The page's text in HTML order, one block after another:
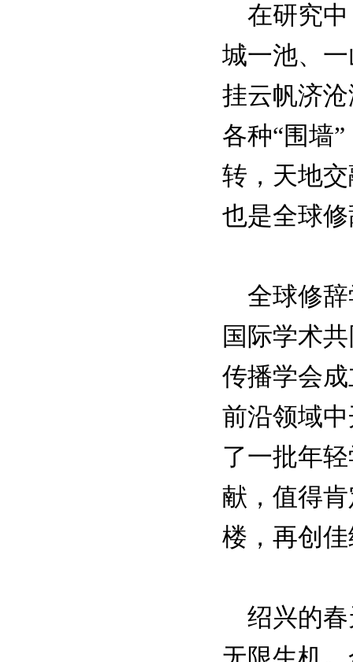
在研究中
城一池、
挂云帆济
各种“围墙
转，天地
也是全球
全球修辞
国际学术
传播学会
前沿领域
了一批年
献，值得
楼，再创
绍兴的春